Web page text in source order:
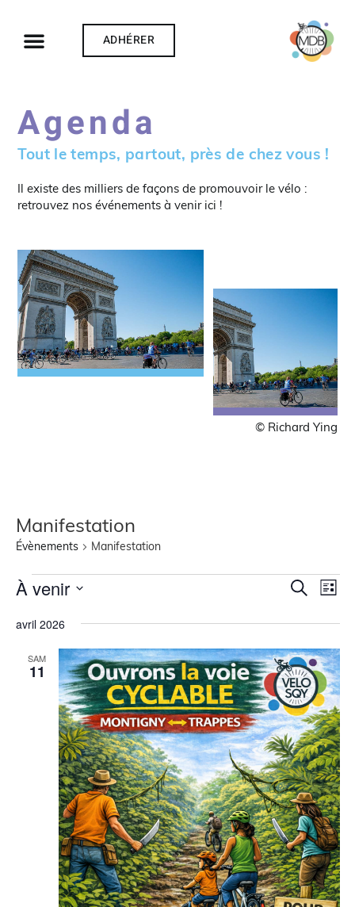
ADHÉRER
Agenda
Tout le temps, partout, près de chez vous !
Il existe des milliers de façons de promouvoir le vélo :
retrouvez nos événements à venir ici !
© Richard Ying
Manifestation
Évènements Manifestation
de
vues
Recherche
Liste
À venir
une
date.
avril 2026
SAM
11